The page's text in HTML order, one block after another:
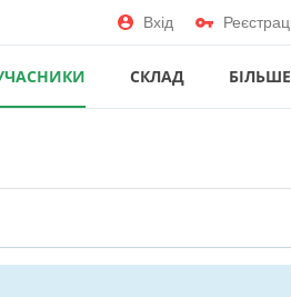
Вхід
СКЛАД БІЛЬШЕ